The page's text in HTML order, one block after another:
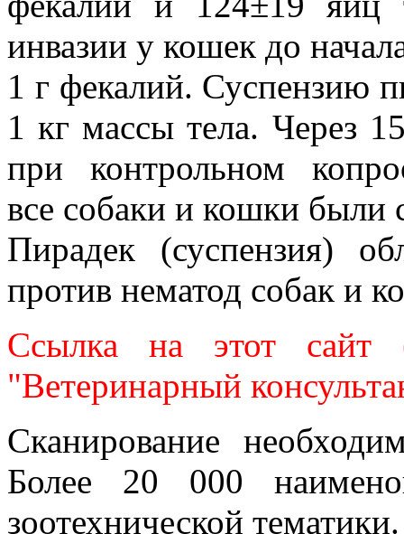
инвазии у кошек до
1 г фекалий. Суспензию
1 кг массы тела. Через
при контрольном
все собаки и кошки были
Пирадек (суспензия)
против нематод собак и
Ссылка на этот сайт
"Ветеринарный
Сканирование
Более 20 000
зоотехнической